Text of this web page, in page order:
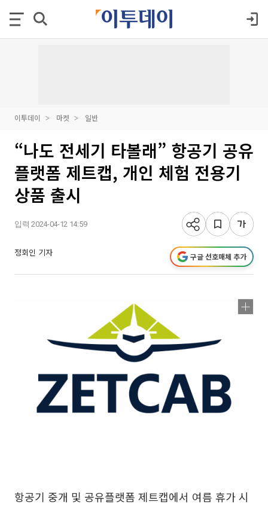
이투데이 마켓 일반
“나도 전세기 타볼래” 항공기 공유
플랫폼 제트캡, 개인 체험 전용기
상품 출시
입력 2024-04-12 14:59
정회인 기자 구글 선호매체 추가
항공기 중개 및 공유플랫폼 제트캡에서 여름 휴가 시